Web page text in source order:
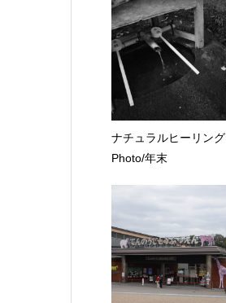
ナチュラルヒーリング
Photo/年末